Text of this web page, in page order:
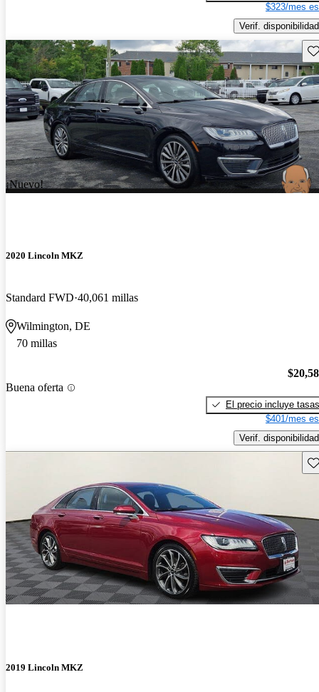
$323/mes
Verif. disponibilidad
¡Nuevo!
2020 Lincoln MKZ
Standard FWD 40,061 millas
Wilmington, DE
70 millas
Buena oferta
El precio incluye tasas
$401/mes
Verif. disponibilidad
2019 Lincoln MKZ